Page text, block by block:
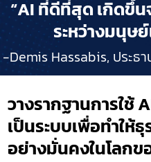
“AI ที่ดีที่สุด เกิดขึ้
ระหว่างมนุษ
-Demis Hassabis, ประธ
วางรากฐานการใช้
เป็นระบบเพื่อทำให้
อย่างมั่นคงในโลก